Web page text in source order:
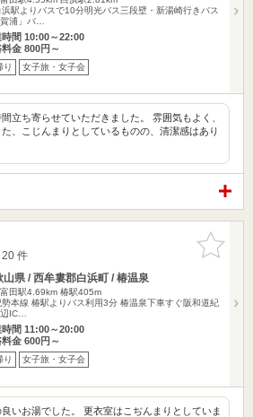
浜駅よりバスで10分明光バス三段壁・新湯崎行きバス
賀浦」バ…
時間 10:00～22:00
料金 800円～
り 女子旅・女子会
立ち寄らせていただきました。 雰囲気もよく、
、こじんまりとしているものの、清潔感はあり
お気に入
りに追加
件
山県 / 西牟婁郡白浜町 / 椿温泉
田駅4.69km 椿駅405m
勢本線 椿駅よりバス利用3分 椿温泉下車すぐ阪和道紀
IC…
時間 11:00～20:00
料金 600円～
り 女子旅・女子会
いお湯でした。 更衣室はこぢんまりとしていま